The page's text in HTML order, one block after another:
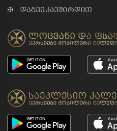
✠ დაგვიკავშირდით